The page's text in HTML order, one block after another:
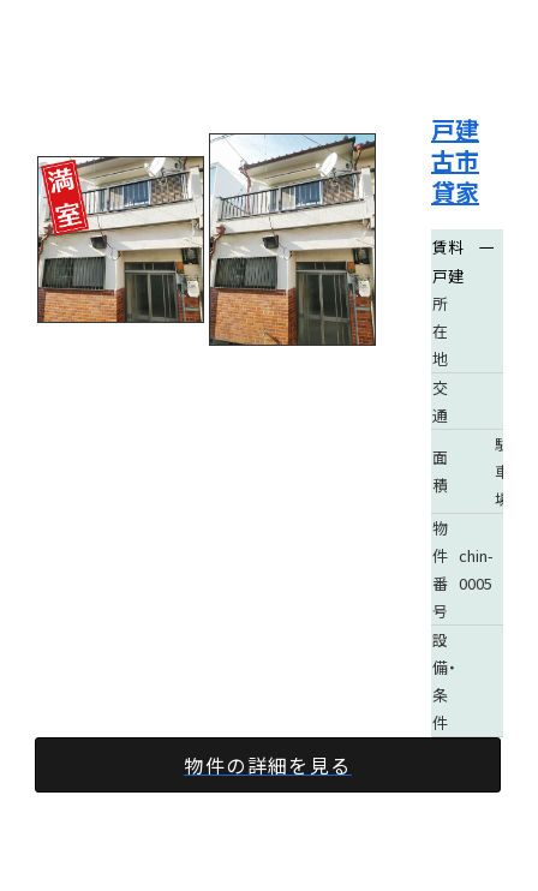
戸建
古市
貸家
賃料
一
戸建
所
在
地
交
通
面
積
駐
車
場
物
件
番
号
chin-
0005
設
備・
条
件
物件の詳細を見る